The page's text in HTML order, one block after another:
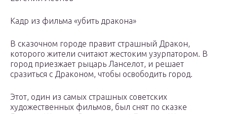
Кадр из фильма «убить дракона»
В сказочном городе правит страшный Дракон,
которого жители считают жестоким узурпатором. В
город приезжает рыцарь Ланселот, и решает
сразиться с Драконом, чтобы освободить город.
Этот, один из самых страшных советских
художественных фильмов, был снят по сказке